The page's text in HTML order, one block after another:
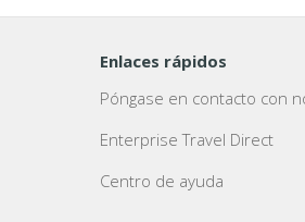
Enlaces rápidos
Póngase en contacto con
Enterprise Travel Direct
Centro de ayuda